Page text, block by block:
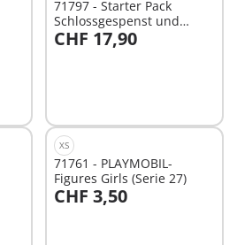
71797 - Starter Pack
Schlossgespenst und
Ritter
CHF 17,90
XS
71761 - PLAYMOBIL-
Figures Girls (Serie 27)
CHF 3,50